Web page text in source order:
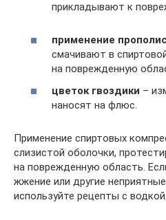
прикладывают к
применение
смачивают в
на поврежденную
цветок гвоздики –
наносят на флюс.
Применение спиртовых
слизистой оболочки,
на поврежденную область.
жжение или другие
используйте рецепты с